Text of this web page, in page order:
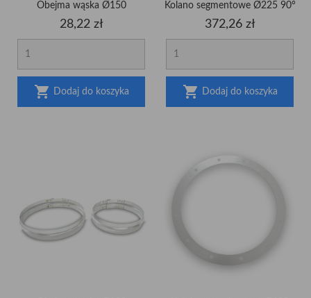
Obejma wąska Ø150
Cena
28,22 zł
 Dodaj do koszyka
Kolano segmentowe Ø225 90°
Cena
372,26 zł
 Dodaj do koszyka